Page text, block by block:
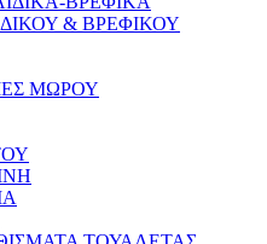
& ΒΡΕΦΙΚΟΥ
ΜΩΡΟΥ